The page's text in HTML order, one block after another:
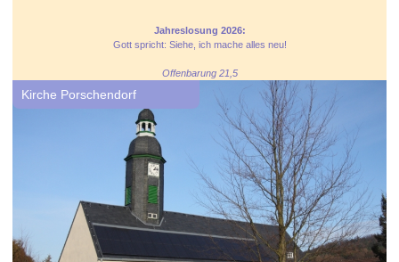
Jahreslosung 2026:
Gott spricht: Siehe, ich mache alles neu!
Offenbarung 21,5
Kirche Porschendorf